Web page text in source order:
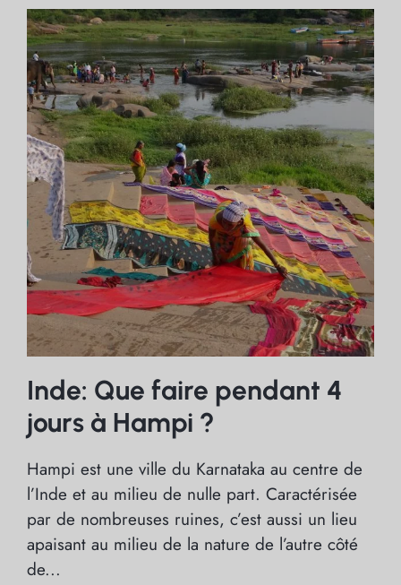
Inde: Que faire pendant 4
jours à Hampi ?
Hampi est une ville du Karnataka au centre de
l’Inde et au milieu de nulle part. Caractérisée
par de nombreuses ruines, c’est aussi un lieu
apaisant au milieu de la nature de l’autre côté
de...